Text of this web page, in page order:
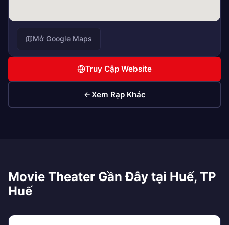
Mở Google Maps
Truy Cập Website
Xem Rạp Khác
Movie Theater Gần Đây tại Huế, TP
Huế